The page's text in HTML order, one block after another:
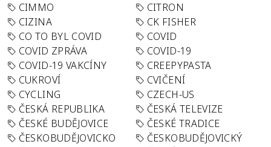
CIMMO
CITRON
CIZINA
CK FISHER
CO TO BYL COVID
COVID
COVID ZPRÁVA
COVID-19
COVID-19 VAKCÍNY
CREEPYPASTA
CUKROVÍ
CVIČENÍ
CYCLING
CZECH-US
ČESKÁ REPUBLIKA
ČESKÁ TELEVIZE
ČESKÉ BUDĚJOVICE
ČESKÉ TRADICE
ČESKOBUDĚJOVICKO
ČESKOBUDĚJOVICKÝ